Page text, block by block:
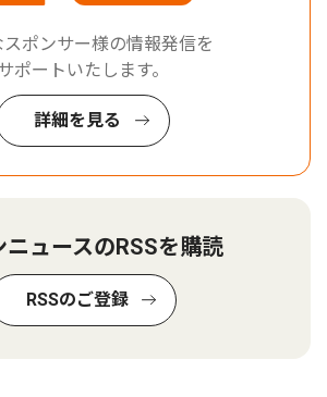
スポンサー様の情報発信を
ポートいたします。
詳細を見る
ニュースのRSSを購読
RSSのご登録